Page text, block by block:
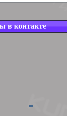
в контакте